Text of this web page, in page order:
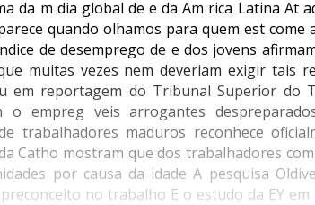
da m dia global de e da Am rica Latina At
quando olhamos para quem est come
de desemprego de e dos jovens
muitas vezes nem deveriam exigir tais
em reportagem do Tribunal Superior do
empreg veis arrogantes
trabalhadores maduros reconhece
Catho mostram que dos trabalhadores
por causa da idade A pesquisa
no trabalho E o estudo da EY em